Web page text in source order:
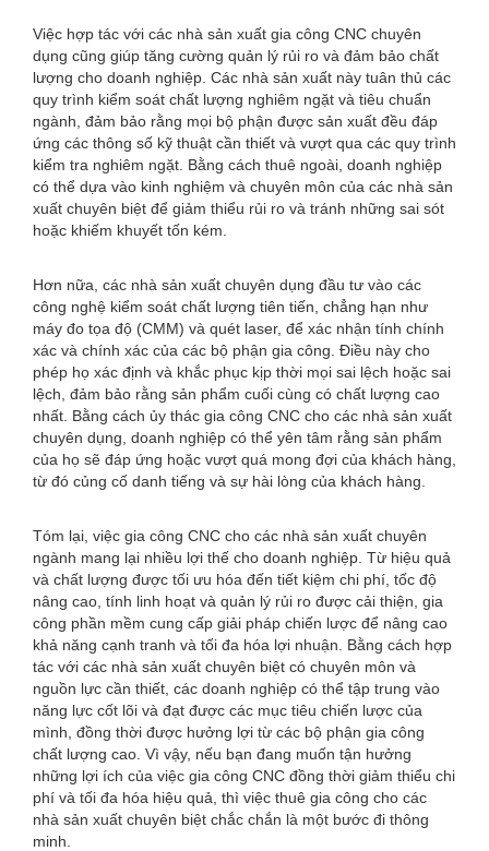
Việc hợp tác với các nhà sản xuất gia công CNC chuyên
dụng cũng giúp tăng cường quản lý rủi ro và đảm bảo chất
lượng cho doanh nghiệp. Các nhà sản xuất này tuân thủ các
quy trình kiểm soát chất lượng nghiêm ngặt và tiêu chuẩn
ngành, đảm bảo rằng mọi bộ phận được sản xuất đều đáp
ứng các thông số kỹ thuật cần thiết và vượt qua các quy trình
kiểm tra nghiêm ngặt. Bằng cách thuê ngoài, doanh nghiệp
có thể dựa vào kinh nghiệm và chuyên môn của các nhà sản
xuất chuyên biệt để giảm thiểu rủi ro và tránh những sai sót
hoặc khiếm khuyết tốn kém.
Hơn nữa, các nhà sản xuất chuyên dụng đầu tư vào các
công nghệ kiểm soát chất lượng tiên tiến, chẳng hạn như
máy đo tọa độ (CMM) và quét laser, để xác nhận tính chính
xác và chính xác của các bộ phận gia công. Điều này cho
phép họ xác định và khắc phục kịp thời mọi sai lệch hoặc sai
lệch, đảm bảo rằng sản phẩm cuối cùng có chất lượng cao
nhất. Bằng cách ủy thác gia công CNC cho các nhà sản xuất
chuyên dụng, doanh nghiệp có thể yên tâm rằng sản phẩm
của họ sẽ đáp ứng hoặc vượt quá mong đợi của khách hàng,
từ đó củng cố danh tiếng và sự hài lòng của khách hàng.
Tóm lại, việc gia công CNC cho các nhà sản xuất chuyên
ngành mang lại nhiều lợi thế cho doanh nghiệp. Từ hiệu quả
và chất lượng được tối ưu hóa đến tiết kiệm chi phí, tốc độ
nâng cao, tính linh hoạt và quản lý rủi ro được cải thiện, gia
công phần mềm cung cấp giải pháp chiến lược để nâng cao
khả năng cạnh tranh và tối đa hóa lợi nhuận. Bằng cách hợp
tác với các nhà sản xuất chuyên biệt có chuyên môn và
nguồn lực cần thiết, các doanh nghiệp có thể tập trung vào
năng lực cốt lõi và đạt được các mục tiêu chiến lược của
mình, đồng thời được hưởng lợi từ các bộ phận gia công
chất lượng cao. Vì vậy, nếu bạn đang muốn tận hưởng
những lợi ích của việc gia công CNC đồng thời giảm thiểu chi
phí và tối đa hóa hiệu quả, thì việc thuê gia công cho các
nhà sản xuất chuyên biệt chắc chắn là một bước đi thông
minh.